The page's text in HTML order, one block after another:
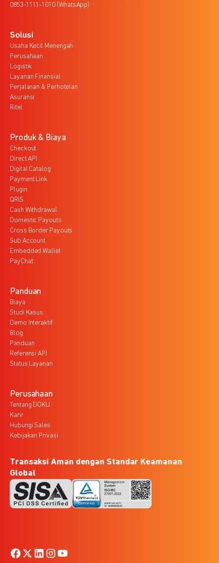
0853-1111-1010 (WhatsApp)
Solusi
Usaha Kecil Menengah
Perusahaan
Logistik
Layanan Finansial
Perjalanan & Perhotelan
Asuransi
Ritel
Produk & Biaya
Checkout
Direct API
Digital Catalog
Payment Link
Plugin
QRIS
Cash Withdrawal
Domestic Payouts
Cross Border Payouts
Sub Account
Embedded Wallet
PayChat
Panduan
Biaya
Studi Kasus
Demo Interaktif
Blog
Panduan
Referensi API
Status Layanan
Perusahaan
Tentang DOKU
Karir
Hubungi Sales
Kebijakan Privasi
Transaksi Aman dengan Standar Keamanan
Global